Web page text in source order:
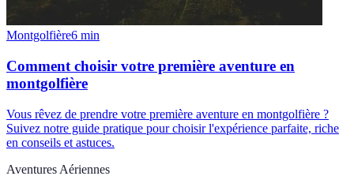
Montgolfière6 min
Comment choisir votre première aventure en
montgolfière
Vous rêvez de prendre votre première aventure en montgolfière ?
Suivez notre guide pratique pour choisir l'expérience parfaite, riche
en conseils et astuces.
Aventures Aériennes